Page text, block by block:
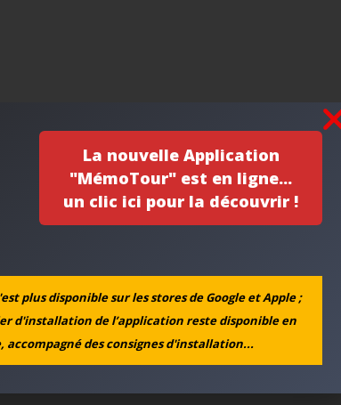
La nouvelle Application
"MémoTour" est en ligne...
un clic ici pour la découvrir !
plus disponible sur les stores de Google et Apple ;
d'installation de l’application reste disponible en
des consignes d'installation...